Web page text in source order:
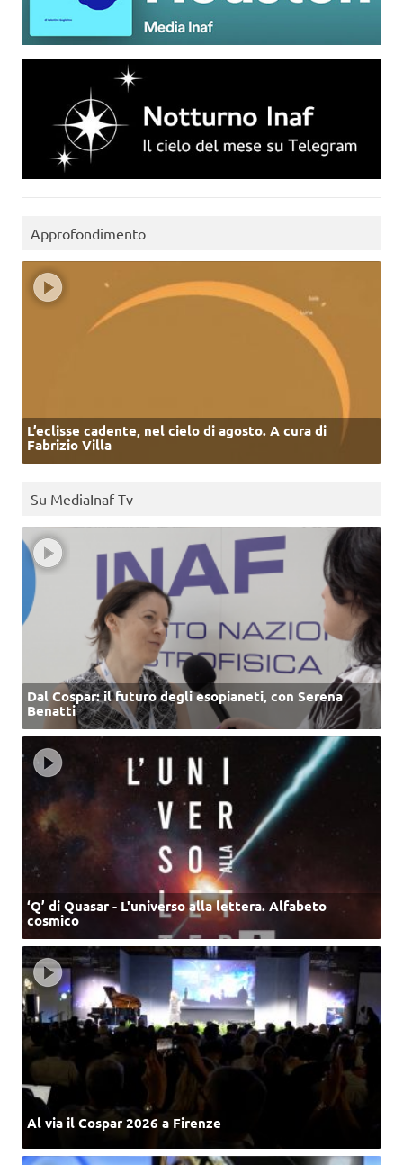
Approfondimento
L’eclisse cadente, nel cielo di agosto. A cura di
Fabrizio Villa
Su MediaInaf Tv
Dal Cospar: il futuro degli esopianeti, con Serena
Benatti
‘Q’ di Quasar - L'universo alla lettera. Alfabeto
cosmico
Al via il Cospar 2026 a Firenze